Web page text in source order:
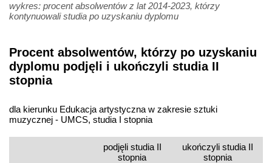
wykres: procent absolwentów z lat 2014-2023, którzy
kontynuowali studia po uzyskaniu dyplomu
Procent absolwentów, którzy po uzyskaniu
dyplomu podjęli i ukończyli studia II
stopnia
dla kierunku Edukacja artystyczna w zakresie sztuki
muzycznej - UMCS, studia I stopnia
podjęli studia II
stopnia
ukończyli studia II
stopnia